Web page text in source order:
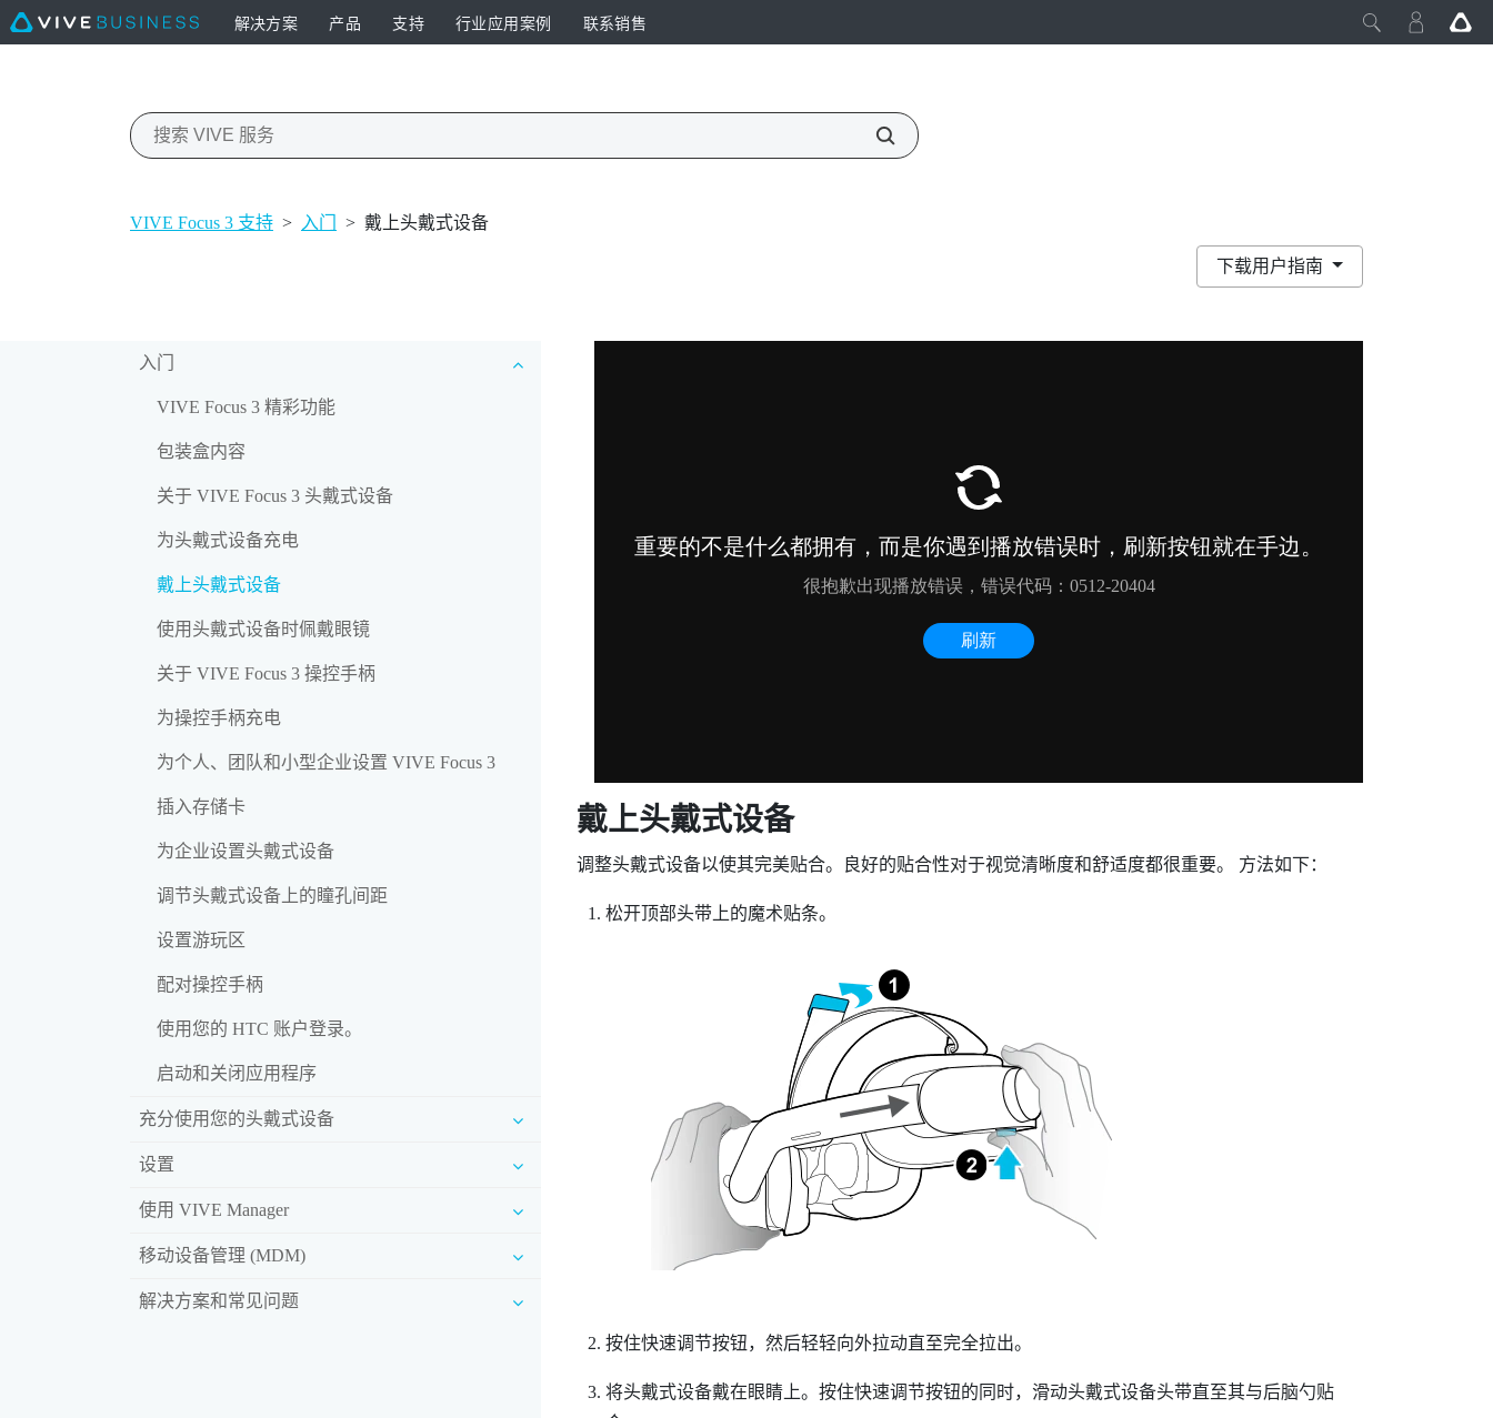
解决方案 产品 支持 行业应用案例 联系销售
VIVE Focus 3 支持 > 入门 > 戴上头戴式设备
下载用户指南
入门
VIVE Focus 3 精彩功能
包装盒内容
关于 VIVE Focus 3 头戴式设备
为头戴式设备充电
戴上头戴式设备
使用头戴式设备时佩戴眼镜
关于 VIVE Focus 3 操控手柄
为操控手柄充电
为个人、团队和小型企业设置 VIVE Focus 3
插入存储卡
为企业设置头戴式设备
调节头戴式设备上的瞳孔间距
设置游玩区
配对操控手柄
使用您的 HTC 账户登录。
启动和关闭应用程序
充分使用您的头戴式设备
设置
使用 VIVE Manager
移动设备管理 (MDM)
解决方案和常见问题
戴上头戴式设备
调整头戴式设备以使其完美贴合。良好的贴合性对于视觉清晰度和舒适度都很重要。 方法如下：
松开顶部头带上的魔术贴条。
按住快速调节按钮，然后轻轻向外拉动直至完全拉出。
将头戴式设备戴在眼睛上。按住快速调节按钮的同时，滑动头戴式设备头带直至其与后脑勺贴